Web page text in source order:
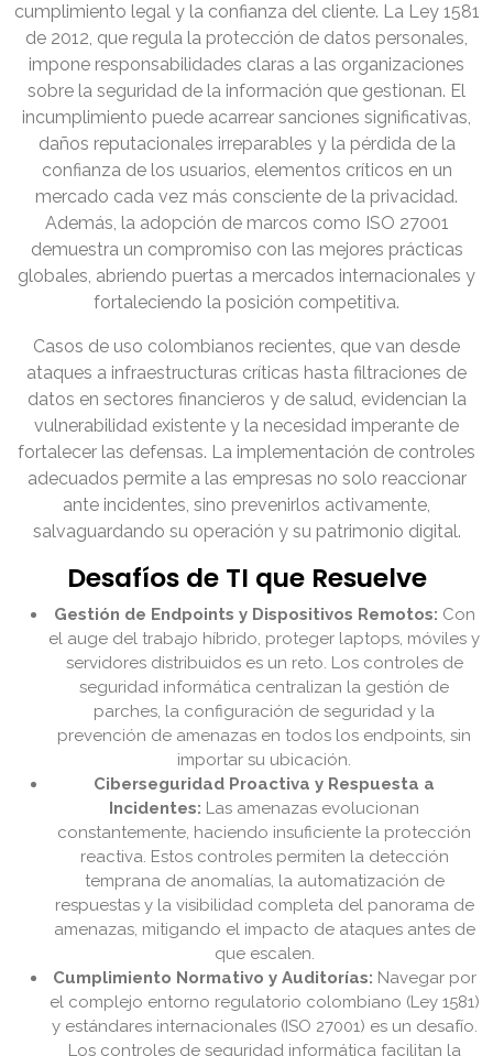
cumplimiento legal y la confianza del cliente. La Ley 1581
de 2012, que regula la protección de datos personales,
impone responsabilidades claras a las organizaciones
sobre la seguridad de la información que gestionan. El
incumplimiento puede acarrear sanciones significativas,
daños reputacionales irreparables y la pérdida de la
confianza de los usuarios, elementos críticos en un
mercado cada vez más consciente de la privacidad.
Además, la adopción de marcos como ISO 27001
demuestra un compromiso con las mejores prácticas
globales, abriendo puertas a mercados internacionales y
fortaleciendo la posición competitiva.
Casos de uso colombianos recientes, que van desde
ataques a infraestructuras críticas hasta filtraciones de
datos en sectores financieros y de salud, evidencian la
vulnerabilidad existente y la necesidad imperante de
fortalecer las defensas. La implementación de controles
adecuados permite a las empresas no solo reaccionar
ante incidentes, sino prevenirlos activamente,
salvaguardando su operación y su patrimonio digital.
Desafíos de TI que Resuelve
Gestión de Endpoints y Dispositivos Remotos: Con
el auge del trabajo híbrido, proteger laptops, móviles y
servidores distribuidos es un reto. Los controles de
seguridad informática centralizan la gestión de
parches, la configuración de seguridad y la
prevención de amenazas en todos los endpoints, sin
importar su ubicación.
Ciberseguridad Proactiva y Respuesta a
Incidentes: Las amenazas evolucionan
constantemente, haciendo insuficiente la protección
reactiva. Estos controles permiten la detección
temprana de anomalías, la automatización de
respuestas y la visibilidad completa del panorama de
amenazas, mitigando el impacto de ataques antes de
que escalen.
Cumplimiento Normativo y Auditorías: Navegar por
el complejo entorno regulatorio colombiano (Ley 1581)
y estándares internacionales (ISO 27001) es un desafío.
Los controles de seguridad informática facilitan la